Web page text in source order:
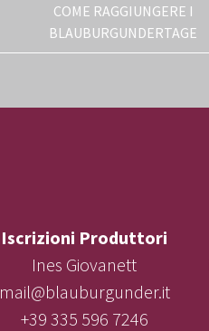
COME RAGGIUNGERE I
BLAUBURGUNDERTAGE
Iscrizioni Produttori
Ines Giovanett
mail@blauburgunder.it
+39 335 596 7246